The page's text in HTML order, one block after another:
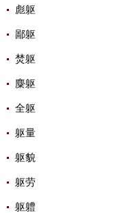
彪躯
鄙躯
焚躯
麋躯
全躯
躯量
躯貌
躯劳
躯軆